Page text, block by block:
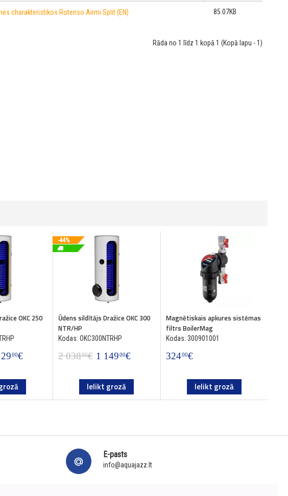
charakteristikos Rotenso Airmi Split (EN) 85.07KB
Rāda no 1 līdz 1 kopā 1 (Kopā lapu - 1)
OKC 250
00€
-44%
Ūdens sildītājs Dražice OKC 300
NTR/HP
Kodas: OKC300NTRHP
2 03800€ 1 14900€
Ielikt grozā
Magnētiskais apkures sistēmas
filtrs BoilerMag
Kodas: 300901001
32400€
Ielikt grozā
E-pasts
info@aquajazz.lt